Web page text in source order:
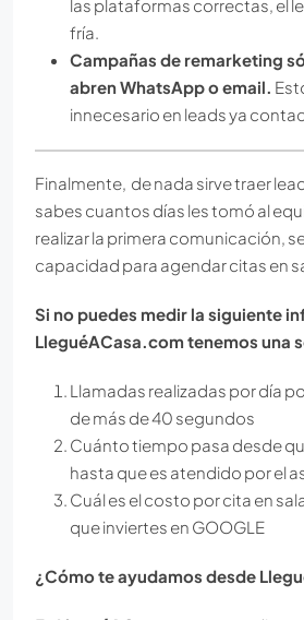
las plataformas correctas, el
fría.
Campañas de remarketing
abren WhatsApp o email.
innecesario en leads ya
Finalmente, de nada sirve traer
sabes cuantos días les tomó al
realizar la primera comunicación,
capacidad para agendar citas en
Si no puedes medir la siguiente
LleguéACasa.com tenemos una
Llamadas realizadas por día
de más de 40 segundos
Cuánto tiempo pasa desde
hasta que es atendido por el
Cuál es el costo por cita en
que inviertes en GOOGLE
¿Cómo te ayudamos desde